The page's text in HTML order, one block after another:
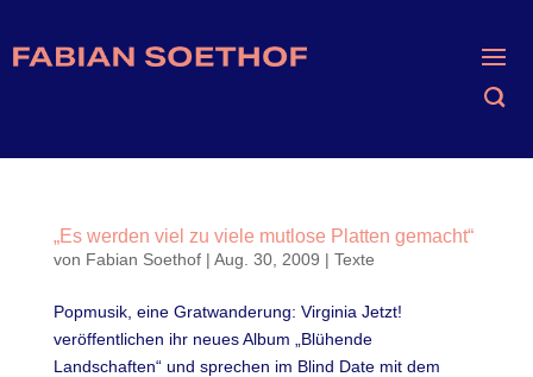
„Es werden viel zu viele mutlose Platten gemacht“
von Fabian Soethof| Aug. 30, 2009 | Texte
Popmusik, eine Gratwanderung: Virginia Jetzt!
veröffentlichen ihr neues Album „Blühende
Landschaften“ und sprechen im Blind Date mit dem